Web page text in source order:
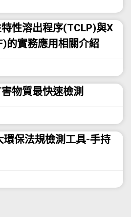
性溶出程序(TCLP)與X
的實務應用相關介紹
物質最快速檢測
環保法規檢測工具-手持